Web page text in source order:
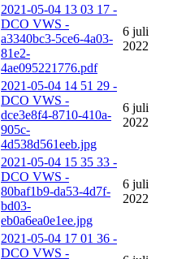
2021-05-04 13 03 17 -
DCO VWS -
a3340bc3-5ce6-4a03-
81e2-
4ae095221776.pdf
6 juli
2022
2021-05-04 14 51 29 -
DCO VWS -
dce3e8f4-8710-410a-
905c-
4d538d561eeb.jpg
6 juli
2022
2021-05-04 15 35 33 -
DCO VWS -
80baf1b9-da53-4d7f-
bd03-
eb0a6ea0e1ee.jpg
6 juli
2022
2021-05-04 17 01 36 -
DCO VWS -